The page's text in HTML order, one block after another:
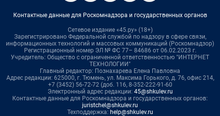
Контактные данные для Роскомнадзора и государственных органов
Сетевое издание «45.ру» (18+)
Зарегистрировано Федеральной службой по надзору в сфере связи,
информационных технологий и массовых коммуникаций (Роскомнадзор)
Регистрационный номер ЭЛ № ФС 77– 84686 от 06.02.2023 г.
Учредитель: Общество с ограниченной ответственностью "ИНТЕРНЕТ
ТЕХНОЛОГИИ"
Главный редактор: Познахарева Елена Павловна
Адрес редакции: 625000, г. Тюмень, ул. Максима Горького, д. 76, офис 214,
+7 (3452) 56-72-72 (доб. 116, 8-352-222-91-60
Электронный адрес редакции: 45@shkulev.ru
Контактные данные для Роскомнадзора и государственных органов:
juristchel@shkulev.ru
Техподдержка: help@shkulev.ru